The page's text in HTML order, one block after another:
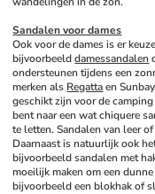
Sandalen voor dames
Ook voor de dames is er
bijvoorbeeld damessandalen
ondersteunen tijdens een
merken als Regatta en
geschikt zijn voor de
bent naar een wat chiquere
te letten. Sandalen van leer
Daarnaast is natuurlijk ook
bijvoorbeeld sandalen met
moeilijk maken om een
bijvoorbeeld een blokhak of